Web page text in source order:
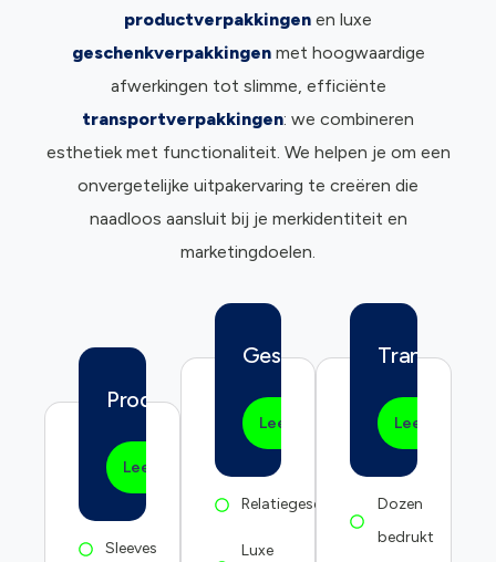
productverpakkingen en luxe
geschenkverpakkingenmet hoogwaardige
afwerkingen tot slimme, efficiënte
transportverpakkingen: we combineren
esthetiek met functionaliteit. We helpen je om een
onvergetelijke uitpakervaring te creëren die
naadloos aansluit bij je merkidentiteit en
marketingdoelen.
Productverpakking
Lees meer
Sleeves
Geschenkverpakking
Lees meer
Relatiegeschenken
Luxe
Lees meer
Dozen
bedrukt